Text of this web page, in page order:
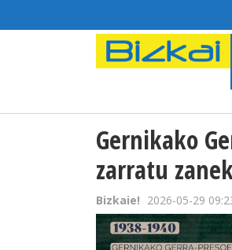
Gernikako
zarratu
Bizkaie! 2026-05-29